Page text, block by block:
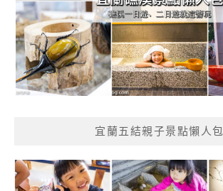
宜蘭五結親子景點懶人包